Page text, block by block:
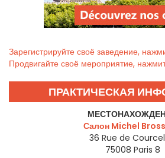
Зарегистрируйте своё заведение,
Продвигайте своё мероприятие,
ПРАКТИЧЕСКАЯ
Салон Michel
36 Rue de
75008 Paris 8